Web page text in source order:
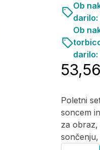
Poletni
soncem
za obraz,
Ob
darilo:
Ob